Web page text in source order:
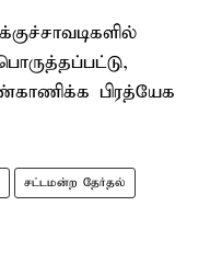
பிரத்யேக
சட்டமன்ற தேர்தல்